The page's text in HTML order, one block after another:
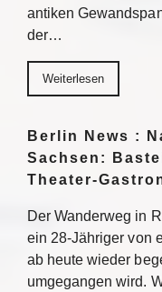
antiken
der…
Weiterlesen
Berlin News :
Sachsen:
Theater-
Der Wanderweg in
ein 28-Jähriger von
ab heute wieder
umgegangen wird.